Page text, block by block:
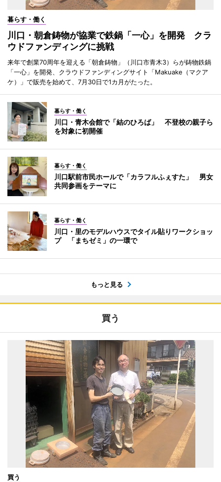
暮らす・働く
川口・朝倉鋳物が協業で鉄鍋「一心」を開発 クラ
ウドファンディングに挑戦
来年で創業70周年を迎える「朝倉鋳物」（川口市青木3）らが鋳物鉄鍋
「一心」を開発、クラウドファンディングサイト「Makuake（マクア
ケ）」で販売を始めて、7月30日で1カ月がたった。
暮らす・働く
川口・青木会館で「結のひろば」 不登校の親子ら
を対象に初開催
暮らす・働く
川口駅前市民ホールで「カラフルふぇすた」 男女
共同参画をテーマに
暮らす・働く
川口・里のモデルハウスでタイル貼りワークショッ
プ 「まちゼミ」の一環で
もっと見る
買う
買う